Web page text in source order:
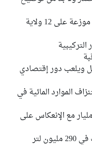
ويلعب دور إقتصادي
الموارد المائية في
المعمل يتكلف إلى حدود 40 مليار مع الإنعكاس على
المبيعات في سنة 2000 كانت في 290 مليون لتر